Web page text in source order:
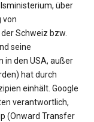
über
von
Schweiz bzw.
seine
in den USA, außer
hat durch
einhält. Google
verantwortlich,
(Onward Transfer